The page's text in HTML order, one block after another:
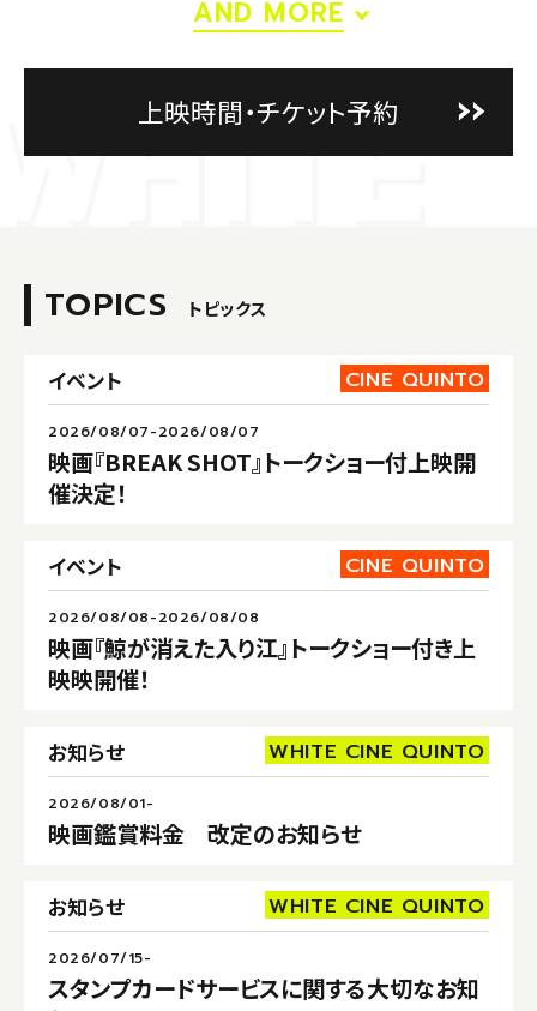
AND MORE
上映時間・チケット予約
TOPICS トピックス
イベント CINE QUINTO
2026/08/07-2026/08/07
映画『BREAK SHOT』トークショー付上映開
催決定！
イベント CINE QUINTO
2026/08/08-2026/08/08
映画『鯨が消えた入り江』トークショー付き上
映映開催！
お知らせ WHITE CINE QUINTO
2026/08/01-
映画鑑賞料金 改定のお知らせ
お知らせ WHITE CINE QUINTO
2026/07/15-
スタンプカードサービスに関する大切なお知